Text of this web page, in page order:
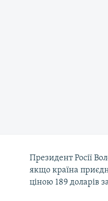
Президент Росії
якщо країна
ціною 189 доларів